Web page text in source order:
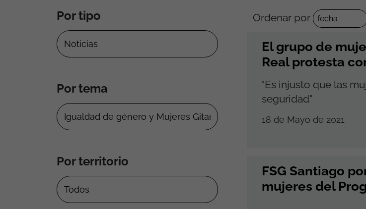
Por tipo
Por tema
Por territorio
Ordenar por
El grupo de
Real protesta
"Es injusto que las
seguridad"
18 de Mayo de 2021
FSG Santiago
mujeres del